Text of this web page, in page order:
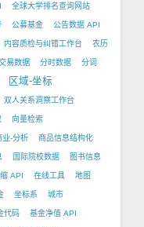
全球大学排名查询网站
公募基金 公告数据 API
内容质检与纠错工作台 农历
易数据 分时数据 分词
区域-坐标
双人关系洞察工作台
向量检索
业-分析 商品信息结构化
国际院校数据 图书信息
API 在线工具 地图
坐标系 城市
代码 基金净值 API